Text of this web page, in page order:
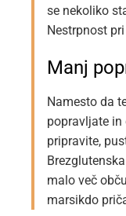
se nekoliko
Nestrpnost
Manj
Namesto da
popravljate in
pripravite,
malo več
marsikdo